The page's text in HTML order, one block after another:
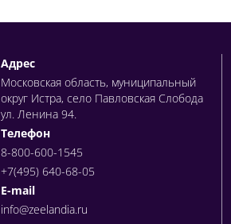
Адрес
Московская область, муниципальный
округ Истра, село Павловская Слобода
ул. Ленина 94.
Телефон
8-800-600-1545
+7(495) 640-68-05
E-mail
info@zeelandia.ru